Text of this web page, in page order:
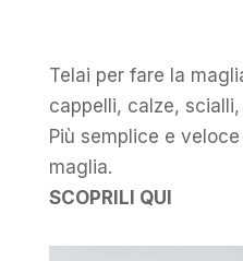
Telai per fare la
cappelli, calze,
Più semplice e
maglia.
SCOPRILI QUI